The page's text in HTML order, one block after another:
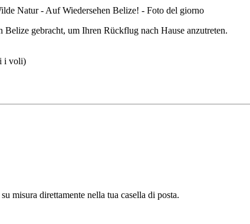
gebracht, um Ihren Rückflug nach Hause anzutreten.
i voli)
misura direttamente nella tua casella di posta.